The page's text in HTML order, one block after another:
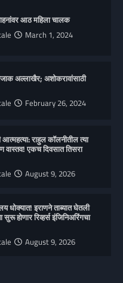
आठ महिला चालक
March 1, 2024
अल्लाखैर; अशोकरावांसाठी
February 26, 2024
राहुल कॉलनीतील त्या
वास्तव! एकच दिवसात तिसरा
August 9, 2026
धोक्यात! इराणने ताब्यात घेतली
होणार रिव्हर्स इंजिनिअरिंगचा
August 9, 2026